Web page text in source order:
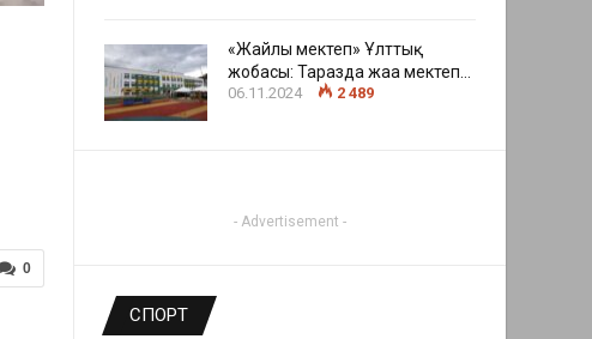
0
«Жайлы мектеп» Ұлттық
жобасы: Таразда жаңа мектеп…
06.11.2024 2 489
- Advertisement -
СПОРТ